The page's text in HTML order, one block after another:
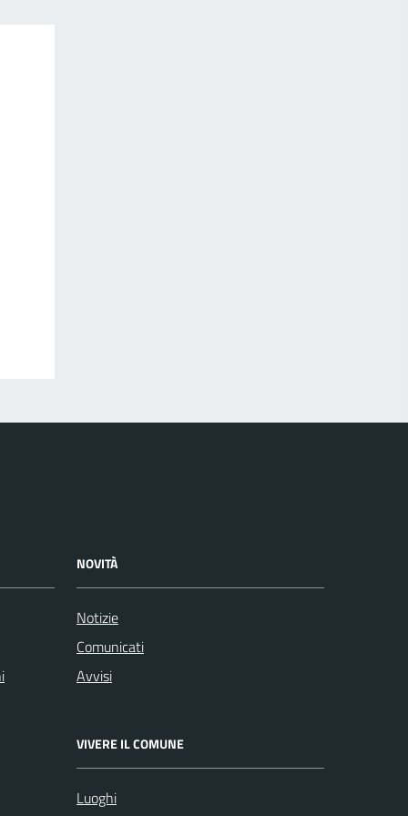
NOVITÀ
Notizie
Comunicati
Avvisi
VIVERE IL COMUNE
Luoghi